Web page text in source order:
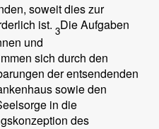
soweit dies zur
ist. 3Die Aufgaben
und
sich durch den
der entsendenden
sowie den
in die
des